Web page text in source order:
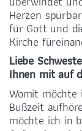
Herzen
für Gott und
Kirche
Liebe
Ihnen mit auf
Womit möchte
Bußzeit
möchte ich in